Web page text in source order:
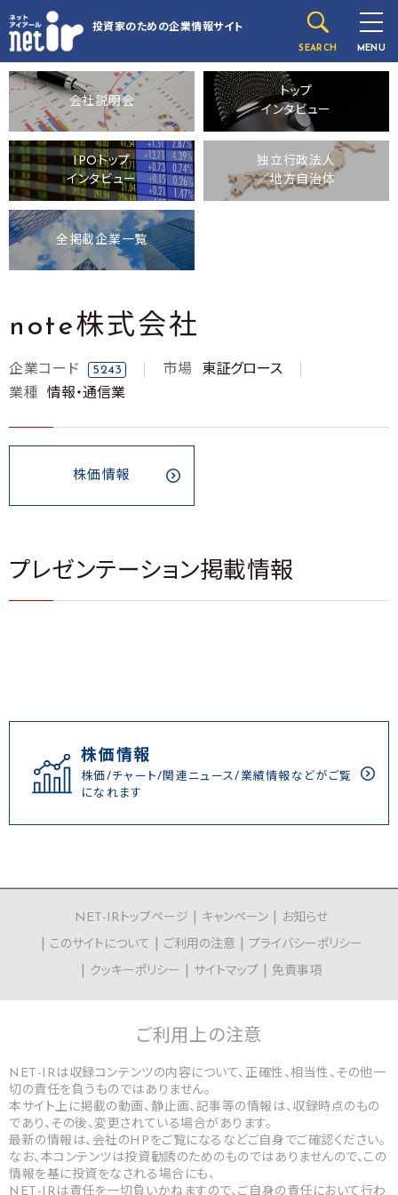
投資家のための企業情報サイト
SEARCH MENU
会社説明会
トップ
インタビュー
IPOトップ
インタビュー
独立行政法人
／地方自治体
全掲載企業一覧
note株式会社
企業コード 5243 市場
東証グロース
業種
情報・通信業
株価情報
プレゼンテーション掲載情報
株価情報
株価/チャート/関連ニュース/業績情報などがご覧
になれます
NET-IRトップページ キャンペーン
お知らせ
このサイトについて
ご利用の注意
プライバシーポリシー
クッキーポリシー
サイトマップ 免責事項
ご利用上の注意
NET-IRは収録コンテンツの内容について、正確性、相当性、その他一
切の責任を負うものではありません。
本サイト上に掲載の動画、静止画、記事等の情報は、収録時点のもの
であり、その後、変更されている場合があります。
最新の情報は、会社のHPをご覧になるなどご自身でご確認ください。
なお、本コンテンツは投資勧誘のためのものではありませんので、この
情報を基に投資をなされる場合にも、
NET-IRは責任を一切負いかねますので、ご自身の責任において行わ